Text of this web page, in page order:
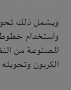
ويشمل ذلك
واستخدام خطوط
المصنوعة من
الكربون